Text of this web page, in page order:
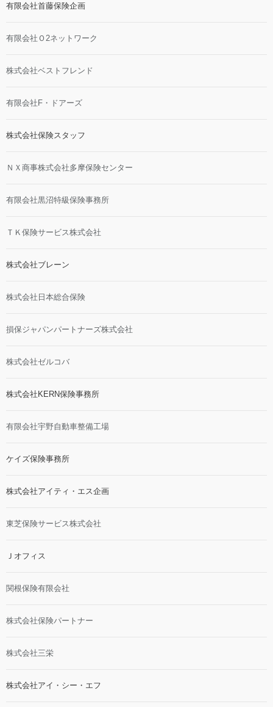
有限会社首藤保険企画
有限会社Ｏ2ネットワーク
株式会社ベストフレンド
有限会社F・ドアーズ
株式会社保険スタッフ
ＮＸ商事株式会社多摩保険センター
有限会社黒沼特級保険事務所
ＴＫ保険サービス株式会社
株式会社ブレーン
株式会社日本総合保険
損保ジャパンパートナーズ株式会社
株式会社ゼルコバ
株式会社KERN保険事務所
有限会社宇野自動車整備工場
ケイズ保険事務所
株式会社アイティ・エス企画
東芝保険サービス株式会社
Ｊオフィス
関根保険有限会社
株式会社保険パートナー
株式会社三栄
株式会社アイ・シー・エフ